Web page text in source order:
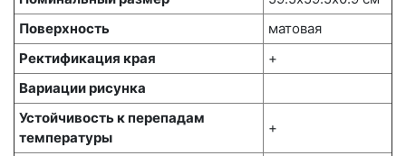
Поверхность
матовая
Ректификация края
+
Вариации рисунка
Устойчивость к перепадам
температуры
+